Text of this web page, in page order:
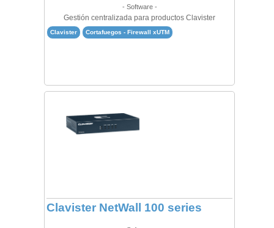
- Software -
Gestión centralizada para productos Clavister
Clavister Cortafuegos - Firewall xUTM
Clavister NetWall 100 series